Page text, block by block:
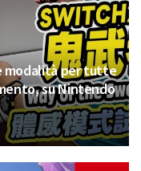
modalità per tutte
su Nintendo